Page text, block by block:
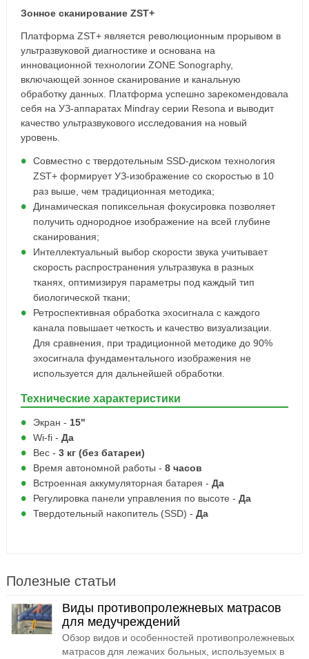
Зонное сканирование ZST+
Платформа ZST+ является революционным прорывом в
ультразвуковой диагностике и основана на
инновационной технологии ZONE Sonography,
включающей зонное сканирование и канальную
обработку данных. Платформа успешно зарекомендовала
себя на УЗ-аппаратах Mindray серии Resona и выводит
качество ультразвукового исследования на новый
уровень.
Совместно с твердотельным SSD-диском технология
ZST+ формирует УЗ-изображение со скоростью в 10
раз выше, чем традиционная методика;
Динамическая попиксельная фокусировка позволяет
получить однородное изображение на всей глубине
сканирования;
Интеллектуальный выбор скорости звука учитывает
скорость распространения ультразвука в разных
тканях, оптимизируя параметры под каждый тип
биологической ткани;
Ретроспективная обработка эхосигнала с каждого
канала повышает четкость и качество визуализации.
Для сравнения, при традиционной методике до 90%
эхосигнала фундаментального изображения не
используется для дальнейшей обработки.
Технические характеристики
Экран - 15"
Wi-fi - Да
Вес - 3 кг (без батареи)
Время автономной работы - 8 часов
Встроенная аккумуляторная батарея - Да
Регулировка панели управления по высоте - Да
Твердотельный накопитель (SSD) - Да
Полезные статьи
Виды противопролежневых матрасов
для медучреждений
Обзор видов и особенностей противопролежневых
матрасов для лежачих больных, используемых в